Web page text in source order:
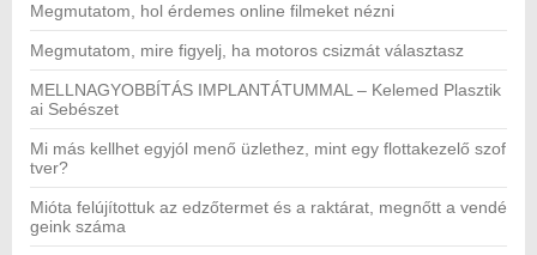
Megmutatom, hol érdemes online filmeket nézni
Megmutatom, mire figyelj, ha motoros csizmát választasz
MELLNAGYOBBÍTÁS IMPLANTÁTUMMAL – Kelemed Plasztik
ai Sebészet
Mi más kellhet egyjól menő üzlethez, mint egy flottakezelő szof
tver?
Mióta felújítottuk az edzőtermet és a raktárat, megnőtt a vendé
geink száma